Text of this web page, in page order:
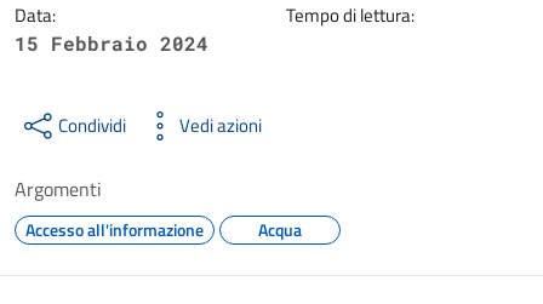
Data:
15 Febbraio 2024
Tempo di lettura:
Condividi Vedi azioni
Argomenti
Accesso all'informazione Acqua